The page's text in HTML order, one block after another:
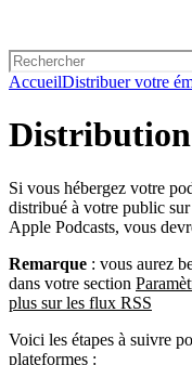
AccueilDistribuer votre
Distribution
Si vous hébergez votre
distribué à votre public
Apple Podcasts, vous
Remarque : vous aurez
dans votre section
plus sur les flux RSS
Voici les étapes à suivre
plateformes :